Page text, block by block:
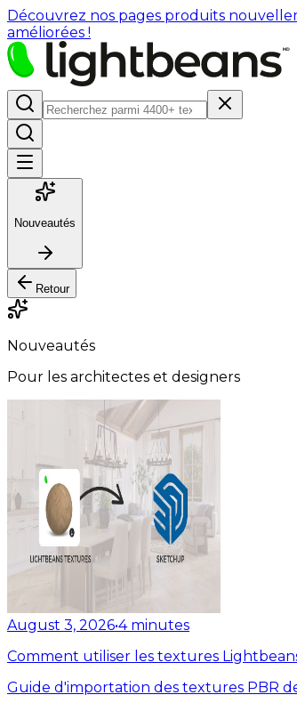
Découvrez nos pages produits
améliorées !
Nouveautés
Retour
Nouveautés
Pour les architectes et designers
August 3, 2026•4 minutes
Comment utiliser les textures
Guide d'importation des textures PBR